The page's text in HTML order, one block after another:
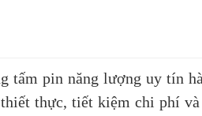
tấm pin năng lượng uy tín
thực, tiết kiệm chi phí và